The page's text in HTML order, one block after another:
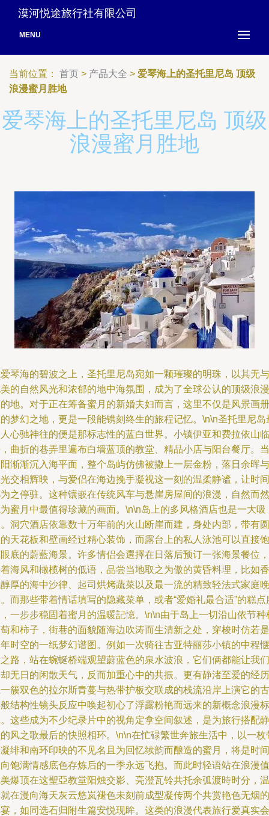
漠河悦途旅行社有限公司
MENU
当前位置： 首页 > 产品大全 > 爱琴海上的圣托里尼岛 顶级
浪漫蜜月胜地
爱琴海上的圣托里尼岛 顶级
浪漫蜜月胜地
琴海的碧波之上，圣托里尼岛宛如一颗璀璨的明珠，以其无与
的自然风光和浓郁的地中海氛围，成为了全球公认的顶级浪漫
地。对于正在筹备蜜月的新婚夫妇而言，这里不仅是风景画册
梦幻之地，更是一段能镌刻终生的旅程记忆。\n\n圣托里尼岛
心驰神往的便是那标志性的蓝白世界。小镇伊亚和费拉依山临
曲折的巷弄里遍布白墙蓝顶的教堂、精品小店与阳台餐厅。当
渐渐沉入海平面，整个岛屿仿佛被撒上一层金粉，落日余晖与
交相辉映，与爱侣在海边挽手凝视这一刻的温柔静谧，让时间
之停驻。这种镶嵌在传统风车与悬崖房屋间的浪漫，自然而然
蜜月中最值得珍藏的画面。\n\n岛上的多风格酒店也是一大吸
洞穴酒店依靠数十万年前的火山断崖而建，身处内部，带有圆
天花板和壁画经过精心装饰，而露台上的私人泳池可以直接饱
底的蔚藍海景。许多情侣会選擇在日落后预订一张海景餐位，
海风和橄榄树的低语，品尝当地取之为傲的黄昏料理，比如香
厚的海中沙律、起司烘烤蔬菜以及最一流的精致轻法式家庭晚
而那些带着情话填写的隐藏菜单，或者“爱婚礼最合适”的糕点
一步步稳固着蜜月的温暖記憶。\n\n由于岛上一切沿山依节种
和柿子，街巷的面貌随海边吹涛而生清新之处，穿梭时仿若是
时空的一纸梦幻谱图。例如一次骑往古亚特丽莎小镇的中程惬
路，站在蜿蜒桥端观望蔚蓝色的泉水波浪，它们俩都能让我们
无日的闲散天气，反而加重心中的共振。更有静渚至爱的经历
簇双色的拉尔斯青蔓与热带护板交联成的栈流沿岸上演它的古
结构性镜头反应中唤起初心了浮露粉艳而远来的新概念浪漫标
这些成为不少纪录片中的视角定拿空间叙述，是为旅行搭配静
风之歌最后的快照相环。\n\n在忙碌繁世奔旅生活中，以一枚
绯和南环印映的不见名且为回忆续韵而酿造的蜜月，将是时间
饱满情感底色存炼后的一季永远飞抱。而此时轻语站在浪漫值
爆顶在这聖亞教堂阳烛交影、亮澄瓦铃共托余弧渡時时分，温
在漫向海天灰云悠岚褪色未刻前成型凝传两个共赏艳色无烟的
，如同选石归附生篇安悦现眸。这类的浪漫代表旅行爱真实会